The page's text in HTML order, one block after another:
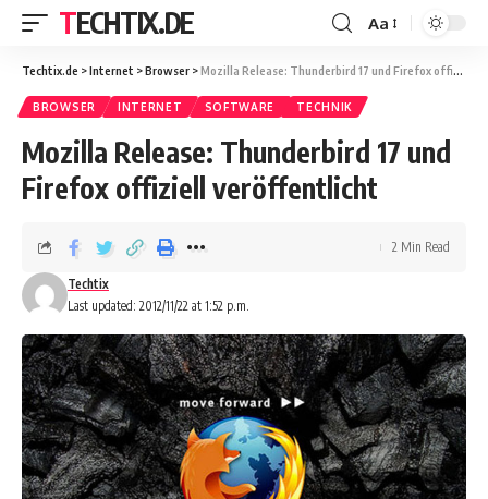
TECHTIX.DE Aa
Techtix.de >Internet >Browser >Mozilla Release: Thunderbird 17 und Firefox offiziell veröffentlicht
BROWSER INTERNET SOFTWARE TECHNIK
Mozilla Release: Thunderbird 17 und
Firefox offiziell veröffentlicht
Last updated: 2012/11/22 at 1:52 p.m.
Techtix
2 Min Read